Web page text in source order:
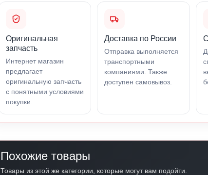
Оригинальная
запчасть
Интернет магазин
предлагает
оригинальную запчасть
с понятными условиями
покупки.
Доставка по России
Отправка выполняется
транспортными
компаниями. Также
доступен самовывоз.
Похожие товары
Товары из этой же категории, которые могут вам подойти.